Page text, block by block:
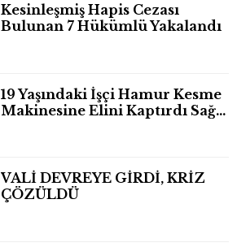
Kesinleşmiş Hapis Cezası
Bulunan 7 Hükümlü Yakalandı
19 Yaşındaki İşçi Hamur Kesme
Makinesine Elini Kaptırdı Sağ
VALİ DEVREYE GİRDİ, KRİZ
ÇÖZÜLDÜ